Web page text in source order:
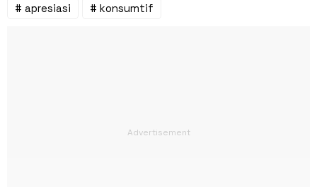
# apresiasi
# konsumtif